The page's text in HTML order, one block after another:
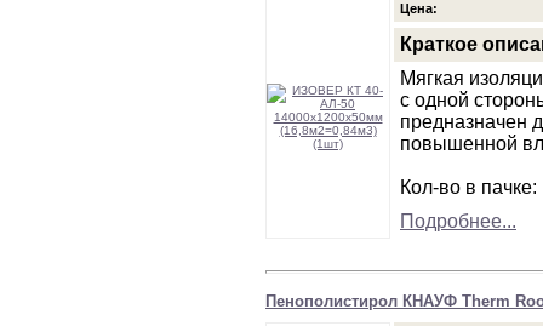
Цена:
Краткое
Мягкая
с одной
предназначен
повышенной
Кол-во в
Подробнее...
Пенополистирол КНАУФ Therm